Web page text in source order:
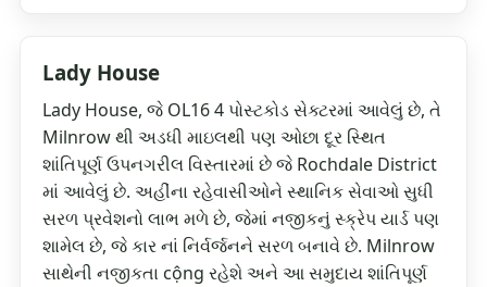
Lady House
Lady House, જે OL16 4 પોસ્ટકોડ સેક્ટરમાં આવેલું છે, તે
Milnrow થી અડધી માઇલથી પણ ઓછા દૂર સ્થિત
શાંતિપૂર્ણ ઉપનગરીલ વિસ્તારમાં છે જે Rochdale District
માં આવેલું છે. અહીંના રહેવાસીઓને સ્થાનિક સેવાઓ સુધી
સરળ પ્રવેશનો લાભ મળે છે, જેમાં નજીકનું સ્ક્રેપ યાર્ડ પણ
શામેલ છે, જે કાર નાં નિર્વર્જનને સરળ બનાવે છે. Milnrow
સાથેની નજીકતા cộng રહેશે અને આ સમુદાય શાંતિપૂર્ણ